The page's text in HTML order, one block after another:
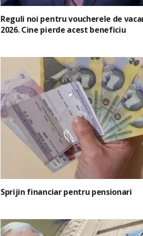
Reguli noi pentru voucherele de
2026. Cine pierde acest beneficiu
Sprijin financiar pentru pensionari